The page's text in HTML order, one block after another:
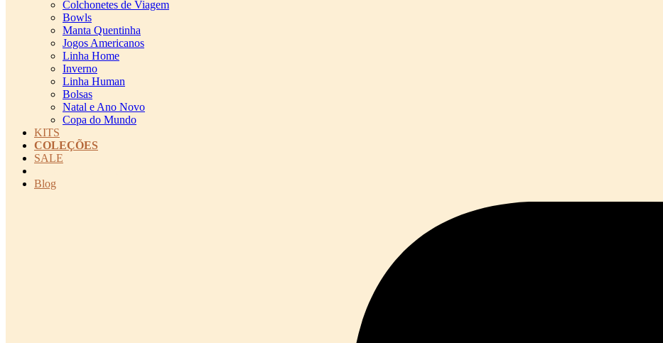
Colchonetes de Viagem
Bowls
Manta Quentinha
Jogos Americanos
Linha Home
Inverno
Linha Human
Bolsas
Natal e Ano Novo
Copa do Mundo
KITS
COLEÇÕES
SALE
Blog